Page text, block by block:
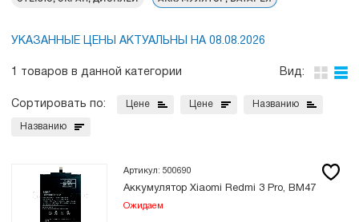
УКАЗАННЫЕ ЦЕНЫ АКТУАЛЬНЫ НА 08.08.2026
1 товаров в данной категории Вид:
Сортировать по: Цене Цене Названию
Названию
Артикул: 500690
Аккумулятор Xiaomi Redmi 3 Pro, BM47
Ожидаем